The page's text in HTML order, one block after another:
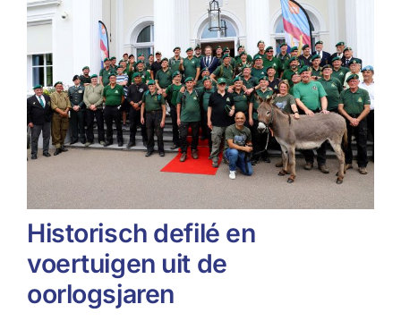
Historisch defilé en
voertuigen uit de
oorlogsjaren